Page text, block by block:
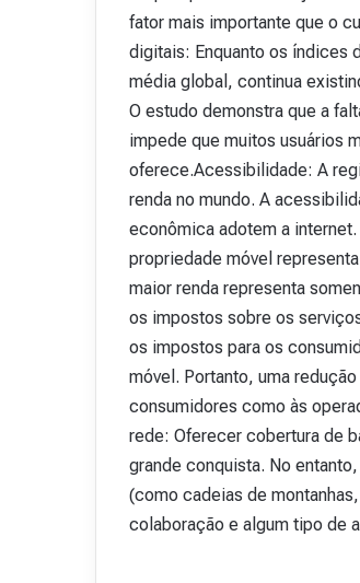
fator mais importante que o
digitais: Enquanto os índices
média global, continua
O estudo demonstra que a
impede que muitos usuários
oferece.Acessibilidade: A
renda no mundo. A
econômica adotem a
propriedade móvel
maior renda representa
os impostos sobre os
os impostos para os
móvel. Portanto, uma
consumidores como às
rede: Oferecer cobertura de
grande conquista. No
(como cadeias de
colaboração e algum tipo de